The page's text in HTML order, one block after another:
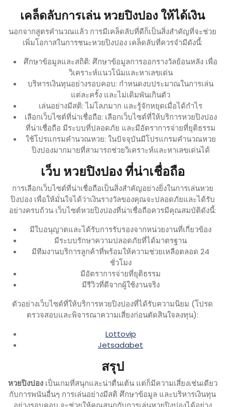
เคล็ดลับการเล่น หวยปิงปอง ให้ได้เงิน
นอกจากสูตรคำนวณแล้ว การมีเคล็ดลับที่ดีก็เป็นสิ่งสำคัญที่จะช่วย
เพิ่มโอกาสในการชนะหวยปิงปอง เคล็ดลับที่ควรจำมีดังนี้:
ศึกษาข้อมูลและสถิติ: ศึกษาข้อมูลการออกรางวัลย้อนหลัง เพื่อ
วิเคราะห์แนวโน้มและหาเลขเด่น
บริหารเงินทุนอย่างรอบคอบ: กำหนดงบประมาณในการเล่น
แต่ละครั้ง และไม่เดิมพันเกินตัว
เล่นอย่างมีสติ: ไม่โลภมาก และรู้จักหยุดเมื่อได้กำไร
เลือกเว็บไซต์ที่น่าเชื่อถือ: เลือกเว็บไซต์ที่ให้บริการหวยปิงปอง
ที่น่าเชื่อถือ มีระบบที่ปลอดภัย และมีอัตราการจ่ายที่ยุติธรรม
ใช้โปรแกรมคำนวณหวย: ในปัจจุบันมีโปรแกรมคำนวณหวย
ปิงปองมากมายที่สามารถช่วยวิเคราะห์และหาเลขเด่นได้
เว็บ หวยปิงปอง ที่น่าเชื่อถือ
การเลือกเว็บไซต์ที่น่าเชื่อถือเป็นสิ่งสำคัญอย่างยิ่งในการเล่นหวย
ปิงปอง เพื่อให้มั่นใจได้ว่าเงินรางวัลของคุณจะปลอดภัยและได้รับ
อย่างครบถ้วน เว็บไซต์หวยปิงปองที่น่าเชื่อถือควรมีคุณสมบัติดังนี้:
มีใบอนุญาตและได้รับการรับรองจากหน่วยงานที่เกี่ยวข้อง
มีระบบรักษาความปลอดภัยที่ได้มาตรฐาน
มีทีมงานบริการลูกค้าที่พร้อมให้ความช่วยเหลือตลอด 24
ชั่วโมง
มีอัตราการจ่ายที่ยุติธรรม
มีรีวิวที่ดีจากผู้ใช้งานจริง
ตัวอย่างเว็บไซต์ที่ให้บริการหวยปิงปองที่ได้รับความนิยม (โปรด
ตรวจสอบและพิจารณาความเสี่ยงก่อนตัดสินใจลงทุน):
Lottovip
Jetsadabet
สรุป
หวยปิงปองเป็นเกมที่สนุกและน่าตื่นเต้น แต่ก็มีความเสี่ยงเช่นเดียว
กับการพนันอื่นๆ การเล่นอย่างมีสติ ศึกษาข้อมูล และบริหารเงินทุน